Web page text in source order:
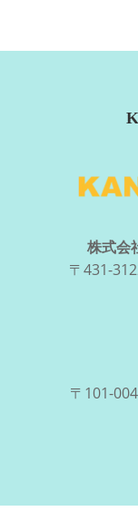
株式会
〒431-
〒101-